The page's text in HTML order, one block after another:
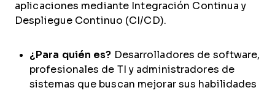
aplicaciones mediante Integración Continua y
Despliegue Continuo (CI/CD).
¿Para quién es? Desarrolladores de software,
profesionales de TI y administradores de
sistemas que buscan mejorar sus habilidades